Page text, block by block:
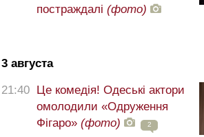
постраждалі (фото)
3 августа
21:40 Це комедія! Одеські актори
омолодили «Одруження
Фігаро» (фото) 2